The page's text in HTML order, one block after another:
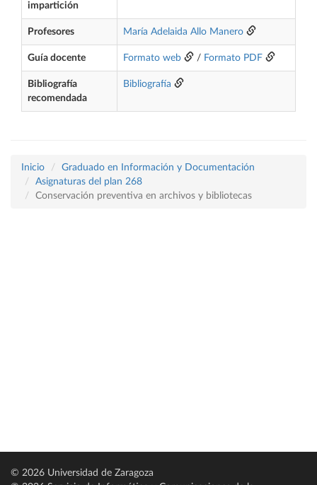
impartición
Profesores María Adelaida Allo Manero
Guía docente Formato web / Formato PDF
Bibliografía
recomendada
Bibliografía
Inicio
Graduado en Información y Documentación
Asignaturas del plan 268
Conservación preventiva en archivos y bibliotecas
© 2026 Universidad de Zaragoza